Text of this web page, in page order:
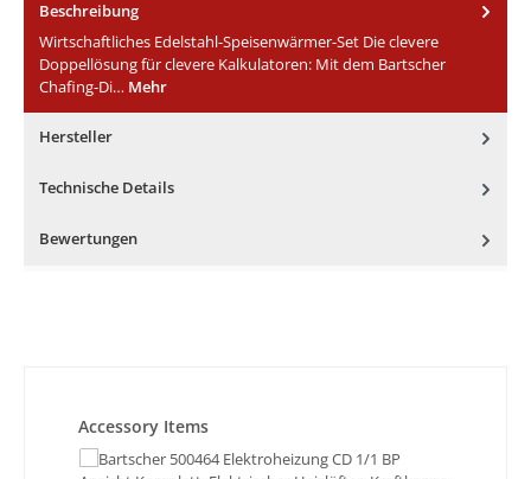
Beschreibung
Wirtschaftliches Edelstahl-Speisenwärmer-Set Die clevere
Doppellösung für clevere Kalkulatoren: Mit dem Bartscher
Chafing-Di… Mehr
Hersteller
Technische Details
Bewertungen
Produktgalerie überspringen
Accessory Items